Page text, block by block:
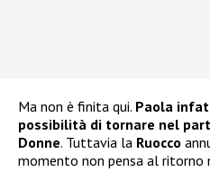
Ma non è finita qui. Paola
possibilità di tornare nel
Donne. Tuttavia la Ruocco
momento non pensa al ritorno